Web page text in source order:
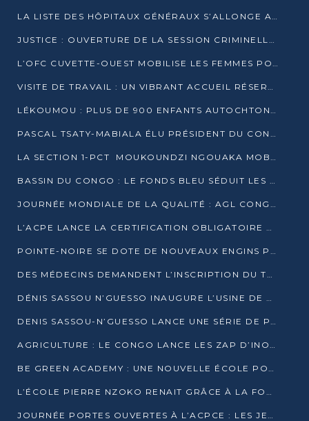
LA LISTE DES HÔPITAUX GÉNÉRAUX S’ALLONGE AU CONGO
JUSTICE : OUVERTURE DE LA SESSION CRIMINELLE À BRAZZAVILLE AVEC 52 DOSSIERS AU RÔLE
L’OFC CUVETTE-OUEST MOBILISE LES FEMMES POUR ACCUEILLIR LE PRÉSIDENT DE LA RÉPUBLIQUE
VISITE DE TRAVAIL : UN VIBRANT ACCUEIL RÉSERVÉ À DENIS SASSOU-N’GUESSO PAR L’ASSOCIATION « LES AMIS DE WOMO »
LÉKOUMOU : PLUS DE 900 ENFANTS AUTOCHTONES REÇOIVENT DES KITS SCOLAIRES GRÂCE À L’ESPACE OPOKO
PASCAL TSATY-MABIALA ÉLU PRÉSIDENT DU CONSEIL NATIONAL DE L’UPADS
LA SECTION 1-PCT MOUKOUNDZI NGOUAKA MOBILISE 100 000 FCFA POUR LE 6ᵉ CONGRÈS DU PARTI
BASSIN DU CONGO : LE FONDS BLEU SÉDUIT LES BAILLEURS À BELÉM
JOURNÉE MONDIALE DE LA QUALITÉ : AGL CONGO FORME ET SENSIBILISE LES JEUNES TALENTS
L’ACPE LANCE LA CERTIFICATION OBLIGATOIRE DES CONTRATS DE TRAVAIL DES TRANSPORTEURS
POINTE-NOIRE SE DOTE DE NOUVEAUX ENGINS POUR L’ASSAINISSEMENT ET L’ENTRETIEN ROUTIER
DES MÉDECINS DEMANDENT L’INSCRIPTION DU TRAITEMENT DU PIED-BOT DANS LES CURSUS UNIVERSITAIRES
DÉNIS SASSOU N’GUESSO INAUGURE L’USINE DE VALORISATION DU GAZ ASSOCIÉ
DENIS SASSOU-N’GUESSO LANCE UNE SÉRIE DE PROJETS DANS LE KOUILOU
AGRICULTURE : LE CONGO LANCE LES ZAP D’INONI ET YONO
BE GREEN ACADEMY : UNE NOUVELLE ÉCOLE POUR LES MÉTIERS DE L’ÉCOLOGIE À POINTE-NOIRE
L’ÉCOLE PIERRE NZOKO RENAIT GRÂCE À LA FONDATION MUCODEC
JOURNÉE PORTES OUVERTES À L’ACPCE : LES JEUNES EN IMMERSION DANS L’ENTREPRISE